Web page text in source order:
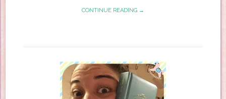
CONTINUE READING →